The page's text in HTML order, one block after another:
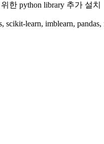
python library 추가 설치
scikit-learn, imblearn,